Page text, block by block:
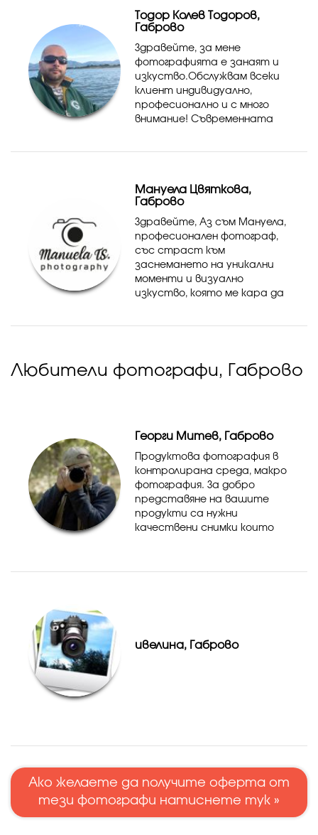
Тодор Колев Тодоров,
Габрово
Здравейте, за мене
фотографията е занаят и
изкуство.Обслужвам всеки
клиент индивидуално,
професионално и с много
внимание! Съвременната
Ваш каприз.
Мануела Цвяткова,
Габрово
Здравейте, Аз съм Мануела,
професионален фотограф,
със страст към
заснемането на уникални
моменти и визуално
изкуство, която ме кара да
си, за да представя и...
Любители фотографи, Габрово
Георги Митев, Габрово
Продуктова фотография в
контролирана среда, макро
фотография. За добро
представяне на вашите
продукти са нужни
качествени снимки които
ивелина, Габрово
Ако желаете да получите оферта от
тези фотографи натиснете тук »